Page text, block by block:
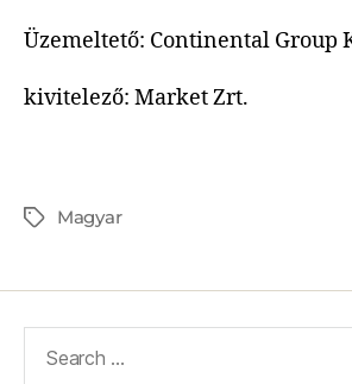
Üzemeltető: Continental Group
kivitelező: Market Zrt.
Magyar